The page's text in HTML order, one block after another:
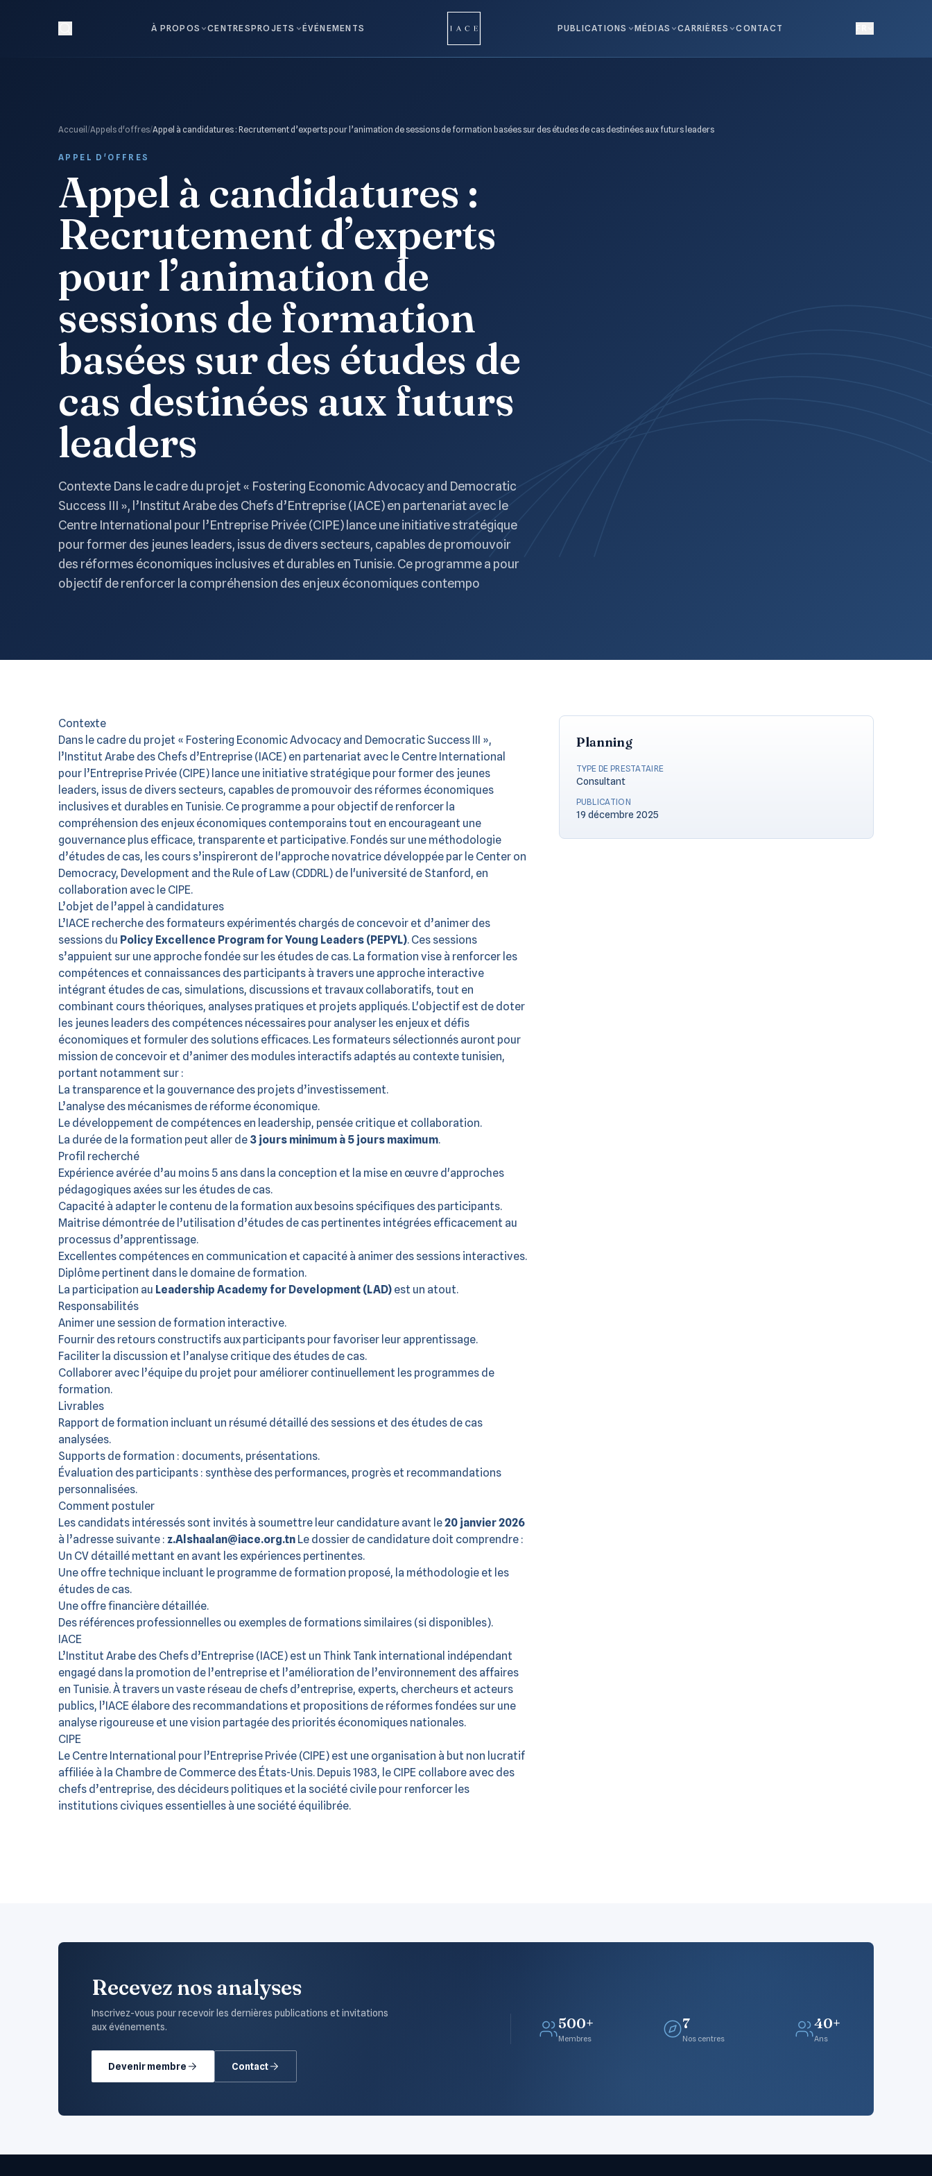
À PROPOS CENTRESPROJETS ÉVÉNEMENTS PUBLICATIONS MÉDIAS CARRIÈRES CONTACT
Accueil /Appels d'offres/Appel à candidatures : Recrutement d’experts pour l’animation de sessions de formation basées sur des études de cas destinées aux futurs leaders
APPEL D'OFFRES
Appel à candidatures :
Recrutement d’experts
pour l’animation de
sessions de formation
basées sur des études de
cas destinées aux futurs
leaders
Contexte Dans le cadre du projet « Fostering Economic Advocacy and Democratic
Success III », l’Institut Arabe des Chefs d’Entreprise (IACE) en partenariat avec le
Centre International pour l’Entreprise Privée (CIPE) lance une initiative stratégique
pour former des jeunes leaders, issus de divers secteurs, capables de promouvoir
des réformes économiques inclusives et durables en Tunisie. Ce programme a pour
objectif de renforcer la compréhension des enjeux économiques contempo
Contexte
Dans le cadre du projet « Fostering Economic Advocacy and Democratic Success III »,
l’Institut Arabe des Chefs d’Entreprise (IACE) en partenariat avec le Centre International
pour l’Entreprise Privée (CIPE) lance une initiative stratégique pour former des jeunes
leaders, issus de divers secteurs, capables de promouvoir des réformes économiques
inclusives et durables en Tunisie. Ce programme a pour objectif de renforcer la
compréhension des enjeux économiques contemporains tout en encourageant une
gouvernance plus efficace, transparente et participative. Fondés sur une méthodologie
d’études de cas, les cours s’inspireront de l'approche novatrice développée par le Center on
Democracy, Development and the Rule of Law (CDDRL) de l'université de Stanford, en
collaboration avec le CIPE.
L’objet de l’appel à candidatures
L’IACE recherche des formateurs expérimentés chargés de concevoir et d’animer des
sessions du Policy Excellence Program for Young Leaders (PEPYL). Ces sessions
s’appuient sur une approche fondée sur les études de cas. La formation vise à renforcer les
compétences et connaissances des participants à travers une approche interactive
intégrant études de cas, simulations, discussions et travaux collaboratifs, tout en
combinant cours théoriques, analyses pratiques et projets appliqués. L'objectif est de doter
les jeunes leaders des compétences nécessaires pour analyser les enjeux et défis
économiques et formuler des solutions efficaces. Les formateurs sélectionnés auront pour
mission de concevoir et d’animer des modules interactifs adaptés au contexte tunisien,
portant notamment sur :
La transparence et la gouvernance des projets d’investissement.
L’analyse des mécanismes de réforme économique.
Le développement de compétences en leadership, pensée critique et collaboration.
La durée de la formation peut aller de 3 jours minimum à 5 jours maximum.
Profil recherché
Expérience avérée d’au moins 5 ans dans la conception et la mise en œuvre d'approches
pédagogiques axées sur les études de cas.
Capacité à adapter le contenu de la formation aux besoins spécifiques des participants.
Maitrise démontrée de l’utilisation d’études de cas pertinentes intégrées efficacement au
processus d’apprentissage.
Excellentes compétences en communication et capacité à animer des sessions interactives.
Diplôme pertinent dans le domaine de formation.
La participation au Leadership Academy for Development (LAD) est un atout.
Responsabilités
Animer une session de formation interactive.
Fournir des retours constructifs aux participants pour favoriser leur apprentissage.
Faciliter la discussion et l’analyse critique des études de cas.
Collaborer avec l’équipe du projet pour améliorer continuellement les programmes de
formation.
Livrables
Rapport de formation incluant un résumé détaillé des sessions et des études de cas
analysées.
Supports de formation : documents, présentations.
Évaluation des participants : synthèse des performances, progrès et recommandations
personnalisées.
Comment postuler
Les candidats intéressés sont invités à soumettre leur candidature avant le20 janvier 2026
à l’adresse suivante : z.Alshaalan@iace.org.tn Le dossier de candidature doit comprendre :
Un CV détaillé mettant en avant les expériences pertinentes.
Une offre technique incluant le programme de formation proposé, la méthodologie et les
études de cas.
Une offre financière détaillée.
Des références professionnelles ou exemples de formations similaires (si disponibles).
IACE
L’Institut Arabe des Chefs d’Entreprise (IACE) est un Think Tank international indépendant
engagé dans la promotion de l’entreprise et l’amélioration de l’environnement des affaires
en Tunisie. À travers un vaste réseau de chefs d’entreprise, experts, chercheurs et acteurs
publics, l’IACE élabore des recommandations et propositions de réformes fondées sur une
analyse rigoureuse et une vision partagée des priorités économiques nationales.
CIPE
Le Centre International pour l’Entreprise Privée (CIPE) est une organisation à but non lucratif
affiliée à la Chambre de Commerce des États-Unis. Depuis 1983, le CIPE collabore avec des
chefs d’entreprise, des décideurs politiques et la société civile pour renforcer les
institutions civiques essentielles à une société équilibrée.
Planning
TYPE DE PRESTATAIRE
Consultant
PUBLICATION
19 décembre 2025
Recevez nos analyses
Inscrivez-vous pour recevoir les dernières publications et invitations
aux événements.
Devenir membre Contact
500+
Membres
7
Nos centres
40+
Ans